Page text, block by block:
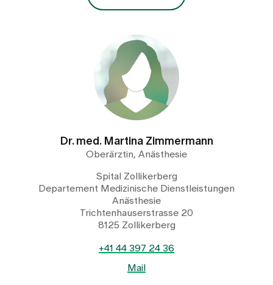
Dr. med. Martina Zimmermann
Oberärztin, Anästhesie
Spital Zollikerberg
Departement Medizinische Dienstleistungen
Anästhesie
Trichtenhauserstrasse 20
8125 Zollikerberg
+41 44 397 24 36
Mail